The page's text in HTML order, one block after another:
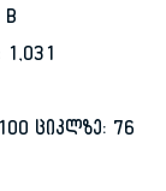
1,031
ციკლზე: 76